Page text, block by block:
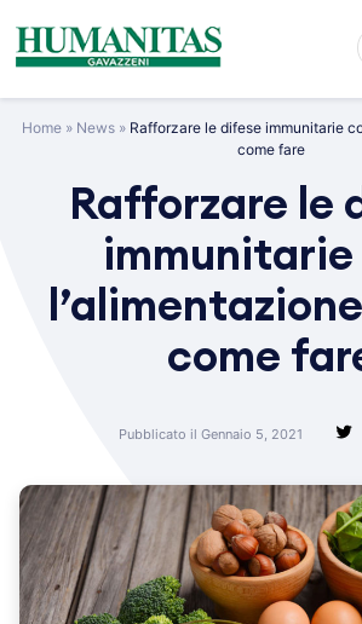
content
Home» News» Rafforzare le difese immunitarie
come fare
Rafforzare le
immunitarie
come
Pubblicato il Gennaio 5, 2021